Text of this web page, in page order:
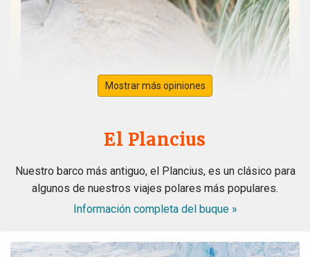
Mostrar más opiniones
El Plancius
Nuestro barco más antiguo, el Plancius, es un clásico para
algunos de nuestros viajes polares más populares.
Información completa del buque »